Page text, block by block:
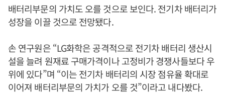
배터리부문의 가치도 오를 것으로 보인다. 전기차 배터리가
성장을 이끌 것으로 전망됐다.
손 연구원은 “LG화학은 공격적으로 전기차 배터리 생산시
설을 늘려 원재료 구매가격이나 고정비가 경쟁사들보다 우
위에 있다”며 “이는 전기차 배터리의 시장 점유율 확대로
이어져 배터리부문의 가치가 오를 것”이라고 내다봤다.